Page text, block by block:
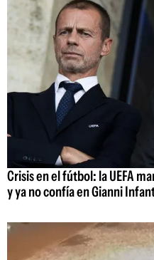
Crisis en el fútbol: la UEFA
y ya no confía en Gianni